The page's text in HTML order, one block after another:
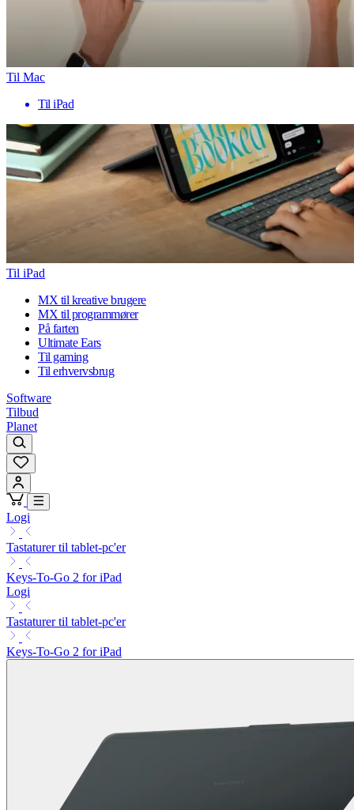
Til Mac
Til iPad
Til iPad
MX til kreative brugere
MX til programmører
På farten
Ultimate Ears
Til gaming
Til erhvervsbrug
Software
Tilbud
Planet
Logi
Tastaturer til tablet-pc'er
Keys-To-Go 2 for iPad
Logi
Tastaturer til tablet-pc'er
Keys-To-Go 2 for iPad